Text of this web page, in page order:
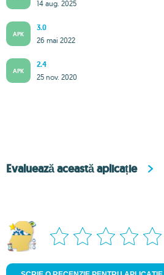
14 aug. 2025
APK
3.0
26 mai 2022
APK
2.4
25 nov. 2020
Evaluează această aplicație